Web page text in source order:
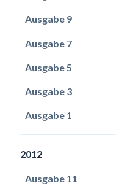
Ausgabe 9
Ausgabe 7
Ausgabe 5
Ausgabe 3
Ausgabe 1
2012
Ausgabe 11